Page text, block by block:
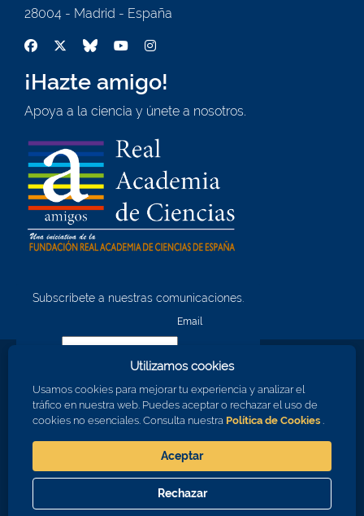
28004 - Madrid - España
¡Hazte amigo!
Apoya a la ciencia y únete a nosotros.
Subscríbete a nuestras comunicaciones.
Email
Nombre
Apellidos
Consiento en recibir comunicaciones sobre los eventos de la RAC
Aceptar Cerrar
Utilizamos cookies
Usamos cookies para mejorar tu experiencia y analizar el
tráfico en nuestra web. Puedes aceptar o rechazar el uso de
cookies no esenciales. Consulta nuestra Política de Cookies .
Aceptar
Rechazar